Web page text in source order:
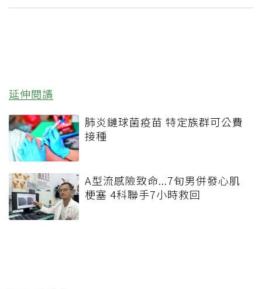
延伸閱讀
肺炎鏈球菌疫苗 特定族群可公費
接種
A型流感險致命...7旬男併發心肌
梗塞 4科聯手7小時救回